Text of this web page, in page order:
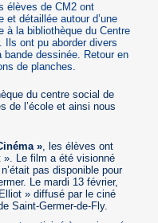
élèves de CM2 ont
et détaillée autour d’une
à la bibliothèque du Centre
Ils ont pu aborder divers
dessinée. Retour en
de planches.
du centre social de
de l’école et ainsi nous
», les élèves ont
». Le film a été visionné
pas disponible pour
Le mardi 13 février,
» diffusé par le ciné
Saint-Germer-de-Fly.